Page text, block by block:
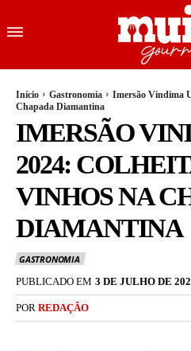
Início Gastronomia
Imersão Vindima
Chapada Diamantina
IMERSÃO
2024:
VINHOS NA
DIAMANTINA
GASTRONOMIA
PUBLICADO EM 3 DE JULHO DE
POR REDAÇÃO